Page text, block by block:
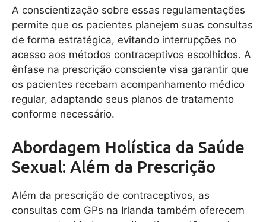
A conscientização sobre essas regulamentações
permite que os pacientes planejem suas consultas
de forma estratégica, evitando interrupções no
acesso aos métodos contraceptivos escolhidos. A
ênfase na prescrição consciente visa garantir que
os pacientes recebam acompanhamento médico
regular, adaptando seus planos de tratamento
conforme necessário.
Abordagem Holística da Saúde
Sexual: Além da Prescrição
Além da prescrição de contraceptivos, as
consultas com GPs na Irlanda também oferecem